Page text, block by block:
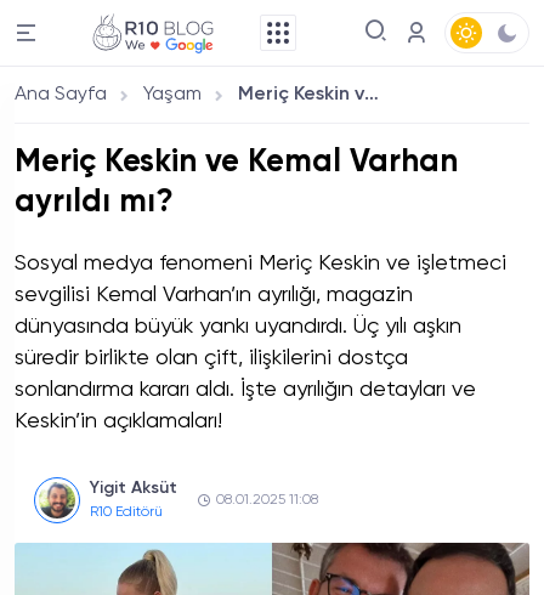
Ana Sayfa Yaşam Meriç Keskin ve Kemal Varhan ayrıldı mı?
Meriç Keskin ve Kemal Varhan
ayrıldı mı?
Sosyal medya fenomeni Meriç Keskin ve işletmeci
sevgilisi Kemal Varhan’ın ayrılığı, magazin
dünyasında büyük yankı uyandırdı. Üç yılı aşkın
süredir birlikte olan çift, ilişkilerini dostça
sonlandırma kararı aldı. İşte ayrılığın detayları ve
Keskin’in açıklamaları!
Yigit Aksüt
R10 Editörü
08.01.2025 11:08